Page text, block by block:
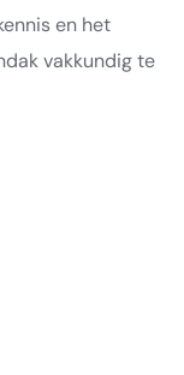
en het
vakkundig te